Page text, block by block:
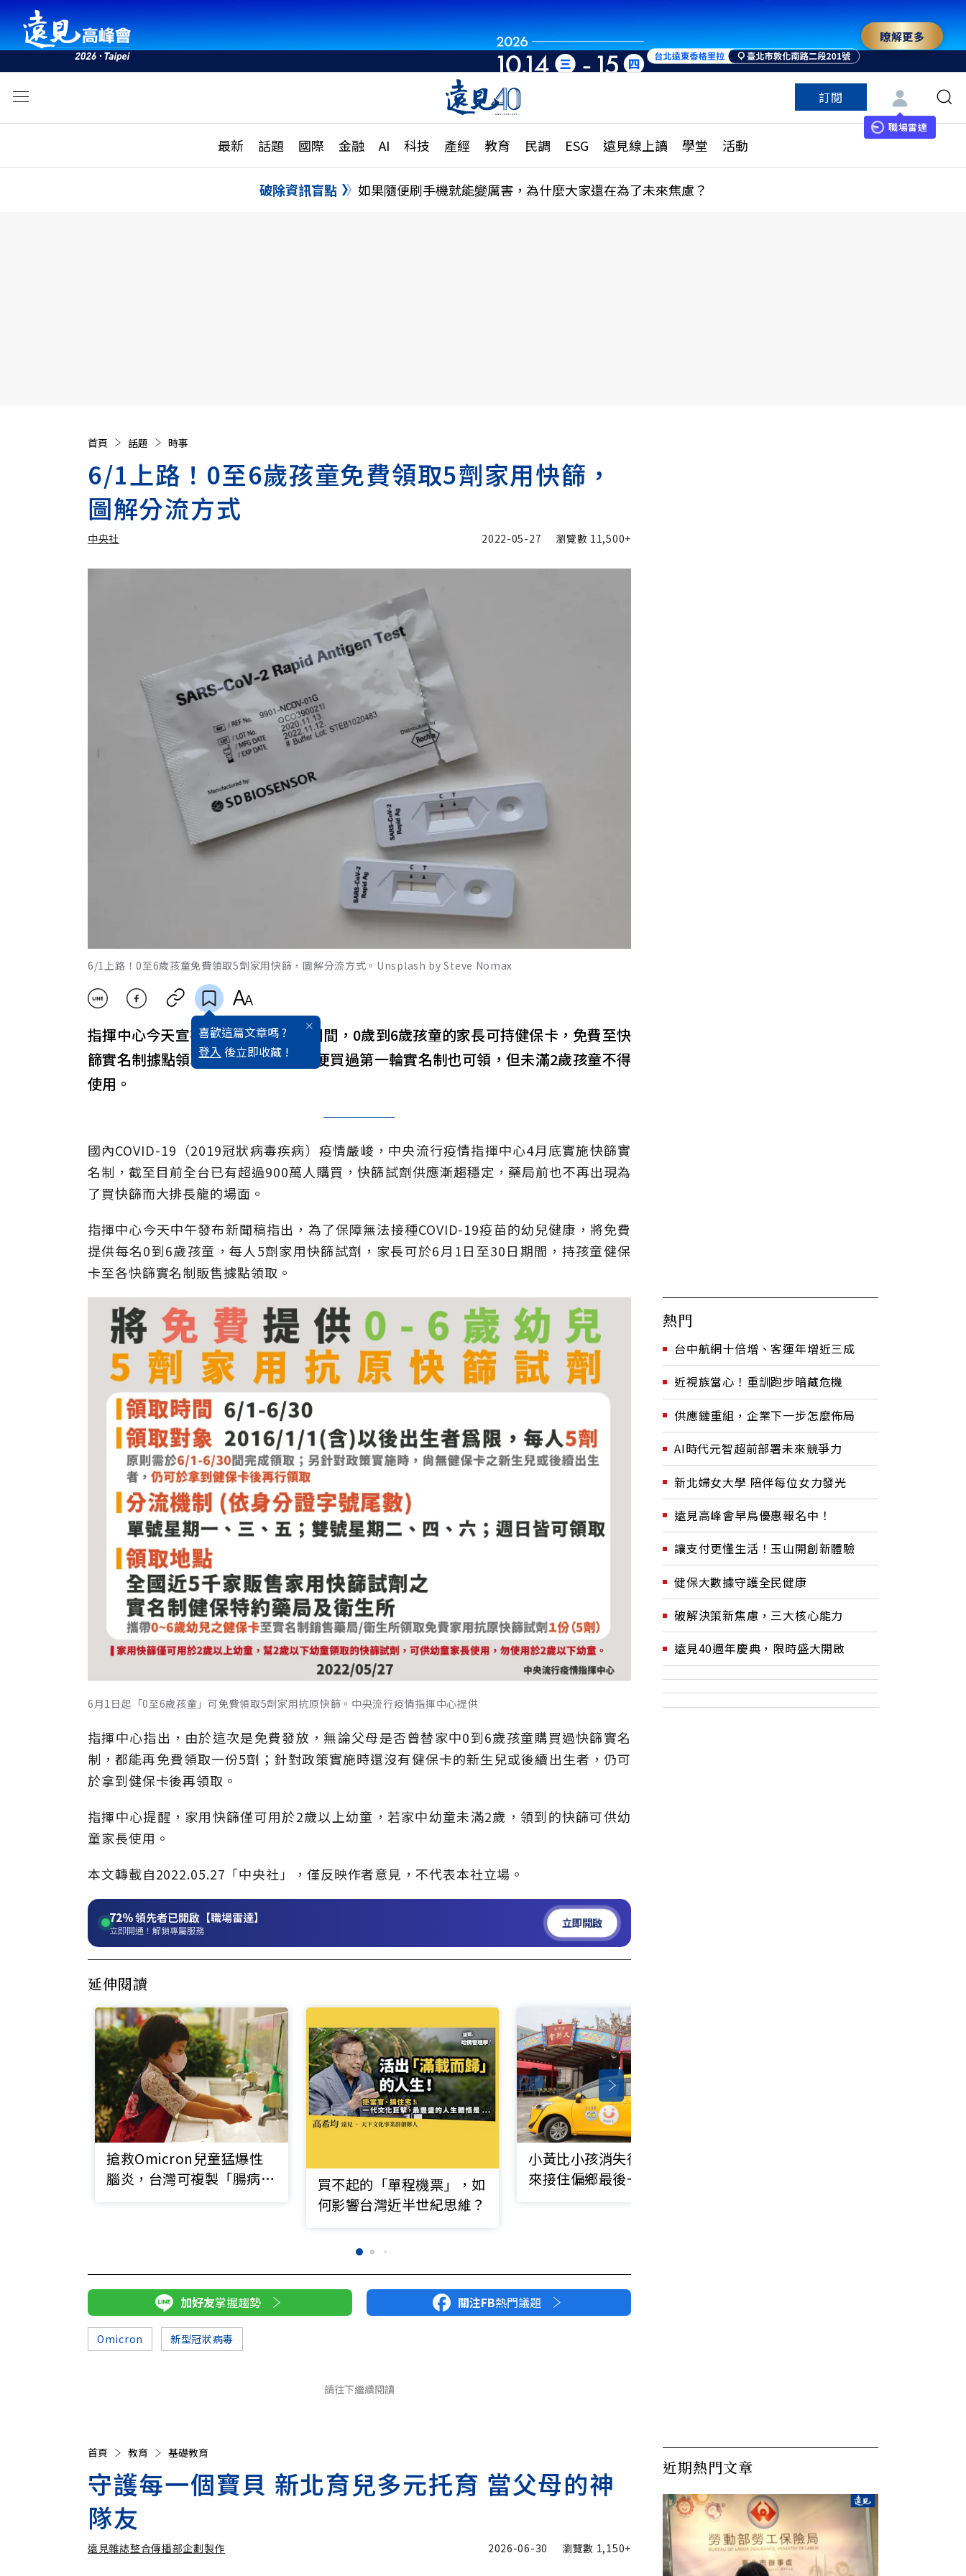
瞭解更多
訂閱
職場雷達
最新 話題 國際 金融 AI 科技 產經 教育 民調 ESG 遠見線上讀 學堂 活動
活動
話題
國際
特輯
大學升學、職涯攻略
縣市施政調查全解析
更多訂閱方案
特色頻道
破除資訊盲點 如果隨便刷手機就能變厲害，為什麼大家還在為了未來焦慮？
首頁 話題 時事
6/1上路！0至6歲孩童免費領取5劑家用快篩，
圖解分流方式
中央社 2022-05-27 瀏覽數 11,500+
6/1上路！0至6歲孩童免費領取5劑家用快篩，圖解分流方式。Unsplash by Steve Nomax
喜歡這篇文章嗎 ?
登入 後立即收藏 !
指揮中心今天宣布，6月1日至30日期間，0歲到6歲孩童的家長可持健保卡，免費至快
篩實名制據點領取5劑家用快篩，即便買過第一輪實名制也可領，但未滿2歲孩童不得
使用。
國內COVID-19（2019冠狀病毒疾病）疫情嚴峻，中央流行疫情指揮中心4月底實施快篩實
名制，截至目前全台已有超過900萬人購買，快篩試劑供應漸趨穩定，藥局前也不再出現為
了買快篩而大排長龍的場面。
指揮中心今天中午發布新聞稿指出，為了保障無法接種COVID-19疫苗的幼兒健康，將免費
提供每名0到6歲孩童，每人5劑家用快篩試劑，家長可於6月1日至30日期間，持孩童健保
卡至各快篩實名制販售據點領取。
6月1日起「0至6歲孩童」可免費領取5劑家用抗原快篩。中央流行疫情指揮中心提供
指揮中心指出，由於這次是免費發放，無論父母是否曾替家中0到6歲孩童購買過快篩實名
制，都能再免費領取一份5劑；針對政策實施時還沒有健保卡的新生兒或後續出生者，仍可
於拿到健保卡後再領取。
指揮中心提醒，家用快篩僅可用於2歲以上幼童，若家中幼童未滿2歲，領到的快篩可供幼
童家長使用。
本文轉載自2022.05.27「中央社」，僅反映作者意見，不代表本社立場。
72%領先者已開啟【職場雷達】
立即開通！解鎖專屬服務
立即開啟
延伸閱讀
搶救Omicron兒童猛爆性
腦炎，台灣可複製「腸病
買不起的「單程機票」，如
何影響台灣近半世紀思維？
小黃比小孩消失得更快！誰
來接住偏鄉最後一哩路？
加好友掌握趨勢 關注FB熱門議題
Omicron 新型冠狀病毒
請往下繼續閱讀
首頁 教育 基礎教育
守護每一個寶貝 新北育兒多元托育 當父母的神
隊友
遠見雜誌整合傳播部企劃製作 2026-06-30 瀏覽數 1,150+
熱門
台中航網十倍增、客運年增近三成
近視族當心！重訓跑步暗藏危機
供應鏈重組，企業下一步怎麼佈局
AI時代元智超前部署未來競爭力
新北婦女大學 陪伴每位女力發光
遠見高峰會早鳥優惠報名中！
讓支付更懂生活！玉山開創新體驗
健保大數據守護全民健康
破解決策新焦慮，三大核心能力
遠見40週年慶典，限時盛大開啟
近期熱門文章